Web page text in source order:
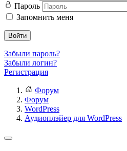
Пароль
Запомнить меня
Войти
Забыли пароль?
Забыли логин?
Регистрация
Форум
Форум
WordPress
Аудиоплэйер для WordPress